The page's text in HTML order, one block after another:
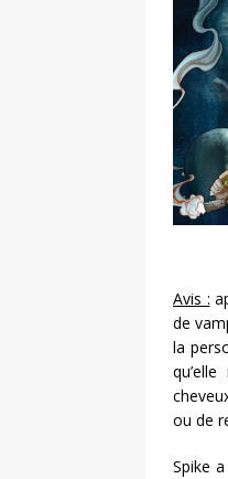
Avis :
de
la
ou de
Spike